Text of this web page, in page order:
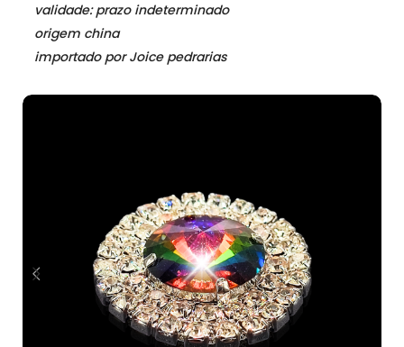
validade: prazo indeterminado
origem china
importado por Joice pedrarias